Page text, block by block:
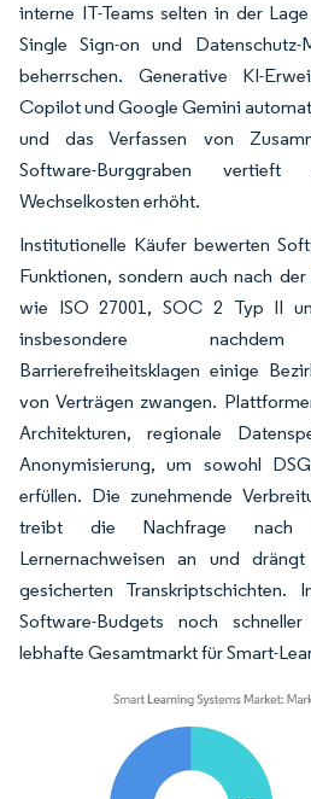
interne IT-Teams selten in der
Single Sign-on und
beherrschen. Generative KI-
Copilot und Google Gemini
und das Verfassen von
Software-Burggraben
Wechselkosten erhöht.
Institutionelle Käufer bewerten
Funktionen, sondern auch nach
wie ISO 27001, SOC 2 Typ II
insbesondere nachdem
Barrierefreiheitsklagen einige
von Verträgen zwangen.
Architekturen, regionale
Anonymisierung, um sowohl
erfüllen. Die zunehmende
treibt die Nachfrage nach
Lernernachweisen an und
gesicherten Transkriptschichten.
Software-Budgets noch
lebhafte Gesamtmarkt für Smart-